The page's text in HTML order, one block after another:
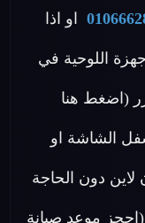
او اذا
اللوحية في
(اضغط هنا
الشاشة او
دون الحاجة
موعد صيانة